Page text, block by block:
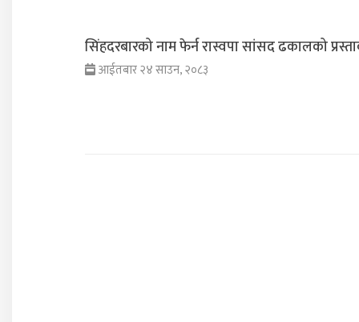
सिंहदरबारको नाम फेर्न रास्वपा सांसद ढकालको
आईतबार २४ साउन, २०८३